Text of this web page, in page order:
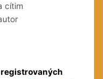
cítim